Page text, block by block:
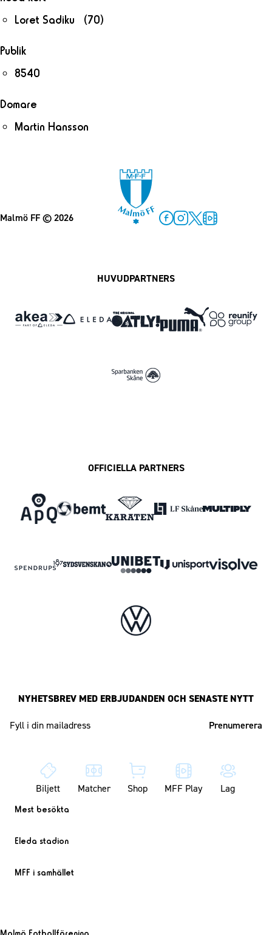
Loret Sadiku (70)
Publik
8540
Domare
Martin Hansson
Malmö FF© 2026
HUVUDPARTNERS
OFFICIELLA PARTNERS
NYHETSBREV MED ERBJUDANDEN OCH SENASTE NYTT
Biljett Matcher Shop MFF Play Lag
Mest besökta
Eleda stadion
MFF i samhället